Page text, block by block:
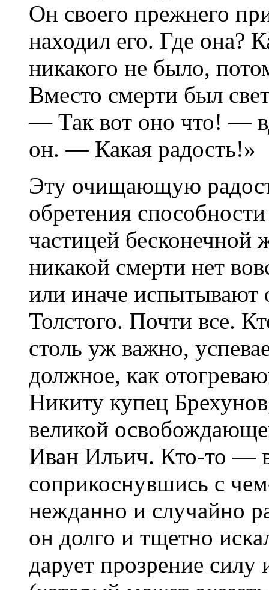
Он своего прежнего
находил его. Где она?
никакого не было,
Вместо смерти был
— Так вот оно что! —
он. — Какая радость!»
Эту очищающую
обретения
частицей бесконечной
никакой смерти нет
или иначе испытывают
Толстого. Почти все.
столь уж важно,
должное, как
Никиту купец
великой
Иван Ильич. Кто-то —
соприкоснувшись с
нежданно и случайно
он долго и тщетно
дарует прозрение